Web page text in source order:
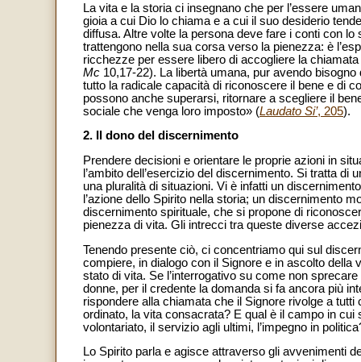
La vita e la storia ci insegnano che per l’essere
gioia a cui Dio lo chiama e a cui il suo desiderio
diffusa. Altre volte la persona deve fare i conti con
trattengono nella sua corsa verso la pienezza: è
ricchezze per essere libero di accogliere la
Mc 10,17-22). La libertà umana, pur avendo
tutto la radicale capacità di riconoscere il bene e di
possono anche superarsi, ritornare a scegliere il
sociale che venga loro imposto» (Laudato Si’, 205).
2. Il dono del discernimento
Prendere decisioni e orientare le proprie azioni in
l’ambito dell’esercizio del discernimento. Si tratta
una pluralità di situazioni. Vi è infatti un
l’azione dello Spirito nella storia; un discernimento
discernimento spirituale, che si propone di
pienezza di vita. Gli intrecci tra queste diverse
Tenendo presente ciò, ci concentriamo qui sul
compiere, in dialogo con il Signore e in ascolto della
stato di vita. Se l’interrogativo su come non
donne, per il credente la domanda si fa ancora più
rispondere alla chiamata che il Signore rivolge a
ordinato, la vita consacrata? E qual è il campo in
volontariato, il servizio agli ultimi, l’impegno in
Lo Spirito parla e agisce attraverso gli avvenimenti